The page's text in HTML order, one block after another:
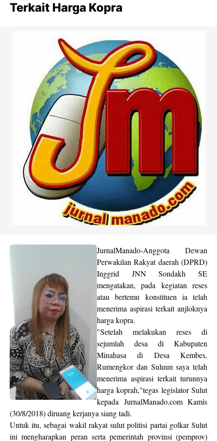
Terkait Harga Kopra
JurnalManado-Anggota Dewan
Perwakilan Rakyat daerah (DPRD)
Inggrid JNN Sondakh SE
mengatakan, pada kegiatan reses
atau bertemu konstituen ia telah
menerima aspirasi terkait anjloknya
harga kopra.
"Setelah melakukan reses di
sejumlah desa di Kabupaten
Minahasa di Desa Kembes,
Rumengkor dan Suluun saya telah
menerima aspirasi terkait turunnya
harga koprah,"tegas legislator Sulut
kepada JurnalManado.com Kamis
(30/8/2018) diruang kerjanya siang tadi.
Untuk itu, sebagai wakil rakyat sulut politisi partai golkar Sulut
ini mengharapkan peran serta pemerintah provinsi (pemprov)